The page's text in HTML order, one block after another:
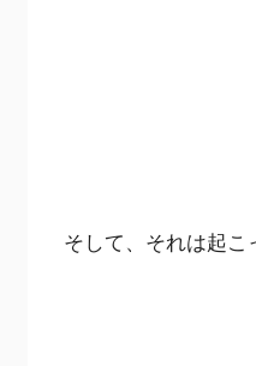
そして、それは起こ